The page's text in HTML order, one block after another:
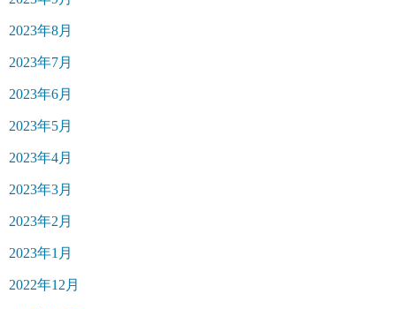
2023年8月
2023年7月
2023年6月
2023年5月
2023年4月
2023年3月
2023年2月
2023年1月
2022年12月